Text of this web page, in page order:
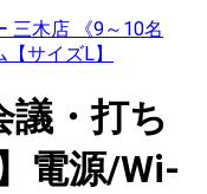
三木店 《9～10名
サイズL】
議・打ち
電源/Wi-